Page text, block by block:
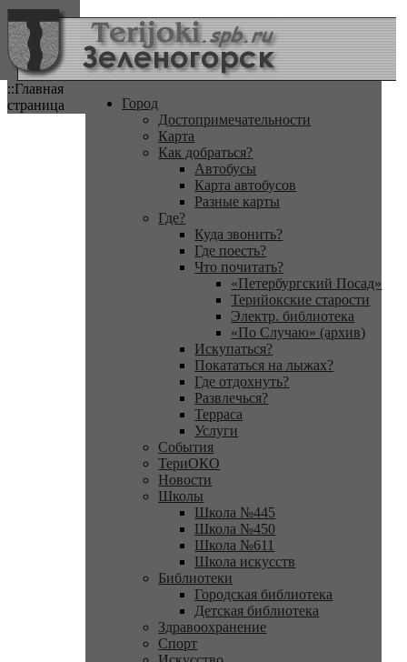
::Главная
страница
Город
Достопримечательности
Карта
Как добраться?
Автобусы
Карта автобусов
Разные карты
Где?
Куда звонить?
Где поесть?
Что почитать?
«Петербургский Посад»
Терийокские старости
Электр. библиотека
«По Случаю» (архив)
Искупаться?
Покататься на лыжах?
Где отдохнуть?
Развлечься?
Терраса
Услуги
События
ТериОКО
Новости
Школы
Школа №445
Школа №450
Школа №611
Школа искусств
Библиотеки
Городская библиотека
Детская библиотека
Здравоохранение
Спорт